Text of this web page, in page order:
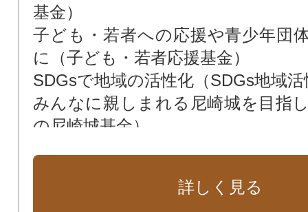
基金）
子ども・若者への応援や青少年団
に（子ども・若者応援基金）
SDGsで地域の活性化（SDGs地域
みんなに親しまれる尼崎城を目指
の尼崎城基金）
市民福祉の向上のために（市民福祉
詳しく見る